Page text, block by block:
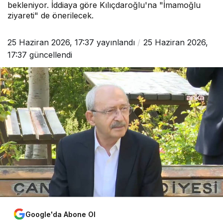
bekleniyor. İddiaya göre Kılıçdaroğlu'na "İmamoğlu
ziyareti" de önerilecek.
25 Haziran 2026, 17:37 yayınlandı
25 Haziran 2026,
17:37 güncellendi
Google'da Abone Ol